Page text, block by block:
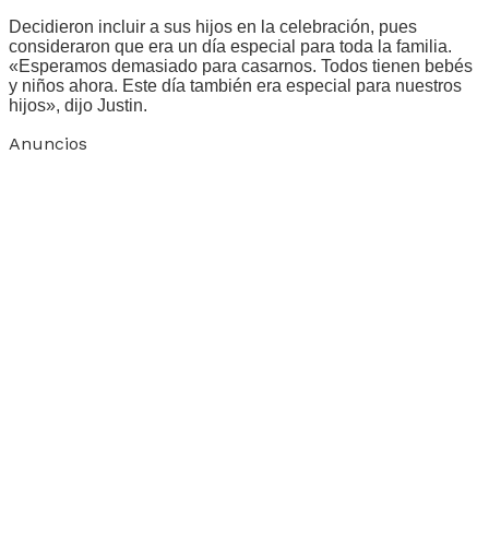
Decidieron incluir a sus hijos en la celebración, pues
consideraron que era un día especial para toda la familia.
«Esperamos demasiado para casarnos. Todos tienen bebés
y niños ahora. Este día también era especial para nuestros
hijos», dijo Justin.
Anuncios